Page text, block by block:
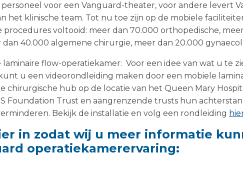
voor een Vanguard-theater, voor andere levert
het klinische team. Tot nu toe zijn op de mobiele
procedures voltooid: meer dan 70.000 orthopedische,
40.000 algemene chirurgie, meer dan 20.000
flow-operatiekamer: Voor een idee van wat u te
u een videorondleiding maken door een mobiele
chirurgische hub op de locatie van het Queen Mary
Foundation Trust en aangrenzende trusts hun
Bekijk de installatie en volg een rondleiding
in zodat wij u meer informatie
operatiekamerervaring: